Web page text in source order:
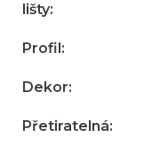
lišty:
Profil:
Dekor:
Přetiratelná: